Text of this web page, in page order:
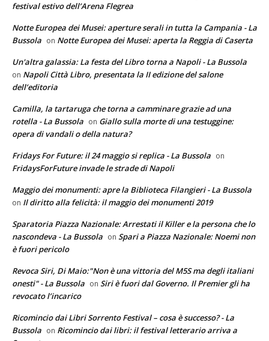
festival estivo dell’Arena Flegrea
Notte Europea dei Musei: aperture serali in tutta la Campania - La
Bussola on Notte Europea dei Musei: aperta la Reggia di Caserta
Un'altra galassia: La festa del Libro torna a Napoli - La Bussola
on Napoli Città Libro, presentata la II edizione del salone
dell’editoria
Camilla, la tartaruga che torna a camminare grazie ad una
rotella - La Bussola on Giallo sulla morte di una testuggine:
opera di vandali o della natura?
Fridays For Future: il 24 maggio si replica - La Bussola on
FridaysForFuture invade le strade di Napoli
Maggio dei monumenti: apre la Biblioteca Filangieri - La Bussola
on Il diritto alla felicità: il maggio dei monumenti 2019
Sparatoria Piazza Nazionale: Arrestati il Killer e la persona che lo
nascondeva - La Bussola on Spari a Piazza Nazionale: Noemi non
è fuori pericolo
Revoca Siri, Di Maio:"Non è una vittoria del M5S ma degli italiani
onesti" - La Bussola on Siri è fuori dal Governo. Il Premier gli ha
revocato l’incarico
Ricomincio dai Libri Sorrento Festival – cosa è successo? - La
Bussola on Ricomincio dai libri: il festival letterario arriva a